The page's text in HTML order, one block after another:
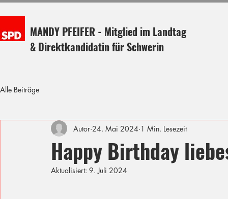
MANDY PFEIFER - Mitglied im Landtag
& Direktkandidatin für Schwerin
Alle Beiträge
Happy Birthday
Autor 24. Mai 2024 1 Min. Lesezeit
Aktualisiert: 9. Juli 2024